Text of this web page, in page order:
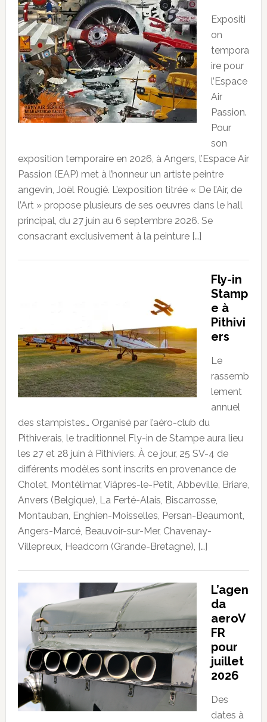
Expositi
on
tempora
ire pour
l’Espace
Air
Passion.
Pour
son
exposition temporaire en 2026, à Angers, l’Espace Air
Passion (EAP) met à l’honneur un artiste peintre
angevin, Joël Rougié. L’exposition titrée « De l’Air, de
l’Art » propose plusieurs de ses oeuvres dans le hall
principal, du 27 juin au 6 septembre 2026. Se
consacrant exclusivement à la peinture […]
Fly-in
Stamp
e à
Pithivi
ers
Le
rassemb
lement
annuel
des stampistes… Organisé par l’aéro-club du
Pithiverais, le traditionnel Fly-in de Stampe aura lieu
les 27 et 28 juin à Pithiviers. À ce jour, 25 SV-4 de
différents modèles sont inscrits en provenance de
Cholet, Montélimar, Viâpres-le-Petit, Abbeville, Briare,
Anvers (Belgique), La Ferté-Alais, Biscarrosse,
Montauban, Enghien-Moisselles, Persan-Beaumont,
Angers-Marcé, Beauvoir-sur-Mer, Chavenay-
Villepreux, Headcorn (Grande-Bretagne), […]
L’agen
da
aeroV
FR
pour
juillet
2026
Des
dates à